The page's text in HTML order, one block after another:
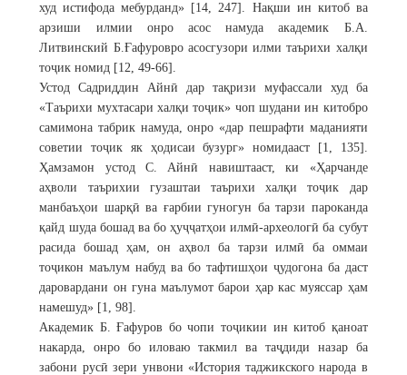
худ истифода мебурданд» [14, 247]. Нақши ин китоб ва
арзиши илмии онро асос намуда академик Б.А.
Литвинский Б.Ғафуровро асосгузори илми таърихи халқи
тоҷик номид [12, 49-66].
Устод Садриддин Айнӣ дар тақризи муфассали худ ба
«Таърихи мухтасари халқи тоҷик» чоп шудани ин китобро
самимона табрик намуда, онро «дар пешрафти маданияти
советии тоҷик як ҳодисаи бузург» номидааст [1, 135].
Ҳамзамон устод С. Айнӣ навиштааст, ки «Ҳарчанде
аҳволи таърихии гузаштаи таърихи халқи тоҷик дар
манбаъҳои шарқӣ ва ғарбии гуногун ба тарзи пароканда
қайд шуда бошад ва бо ҳуҷҷатҳои илмӣ-археологӣ ба субут
расида бошад ҳам, он аҳвол ба тарзи илмӣ ба оммаи
тоҷикон маълум набуд ва бо тафтишҳои ҷудогона ба даст
даровардани он гуна маълумот барои ҳар кас муяссар ҳам
намешуд» [1, 98].
Академик Б. Ғафуров бо чопи тоҷикии ин китоб қаноат
накарда, онро бо иловаю такмил ва таҷдиди назар ба
забони русӣ зери унвони «История таджикского народа в